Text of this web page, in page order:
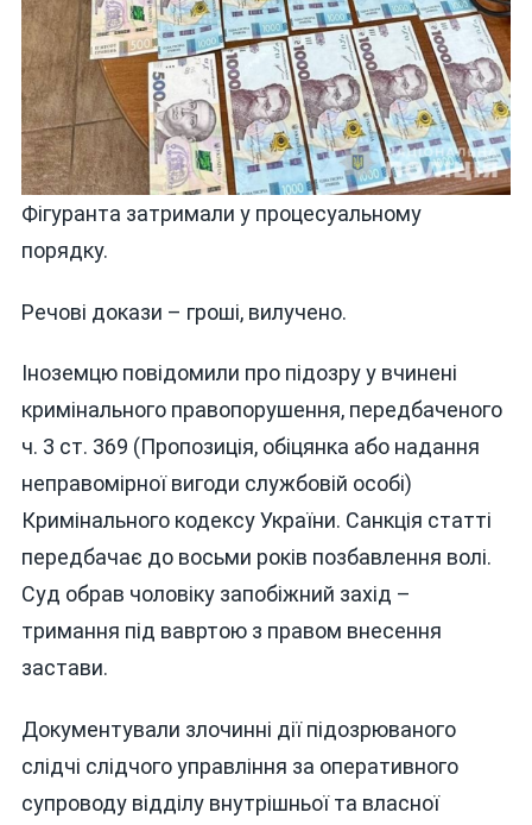
Фігуранта затримали у процесуальному
порядку.
Речові докази – гроші, вилучено.
Іноземцю повідомили про підозру у вчинені
кримінального правопорушення, передбаченого
ч. 3 ст. 369 (Пропозиція, обіцянка або надання
неправомірної вигоди службовій особі)
Кримінального кодексу України. Санкція статті
передбачає до восьми років позбавлення волі.
Суд обрав чоловіку запобіжний захід –
тримання під вавртою з правом внесення
застави.
Документували злочинні дії підозрюваного
слідчі слідчого управління за оперативного
супроводу відділу внутрішньої та власної